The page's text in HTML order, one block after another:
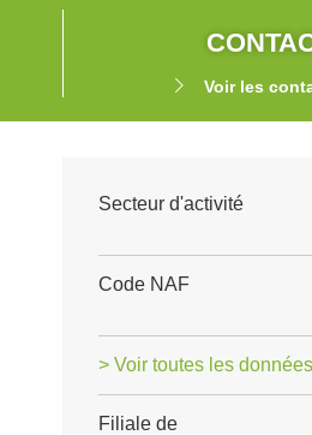
Voir les
Secteur d'activité
Code NAF
> Voir toutes les
Filiale de